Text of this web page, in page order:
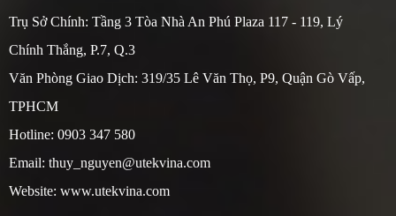
Trụ Sở Chính: Tầng 3 Tòa Nhà An Phú Plaza 117 - 119, Lý
Chính Thắng, P.7, Q.3
Văn Phòng Giao Dịch: 319/35 Lê Văn Thọ, P9, Quận Gò Vấp,
TPHCM
Hotline: 0903 347 580
Email: thuy_nguyen@utekvina.com
Website: www.utekvina.com